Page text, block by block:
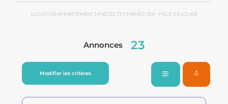
LOCATION APPARTEMENT 3 PIÈCES T3 F3 NÎMES (30) - PAGE 3 À LOUER
Annonces 23
Modifier les critères